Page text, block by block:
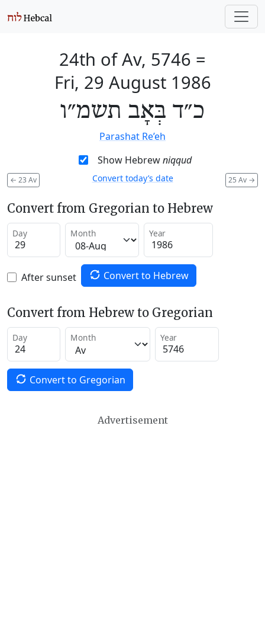
24th of Av, 5746 =
Fri, 29 August 1986
כ״ד בְּאָב תשמ״ו
Parashat Re’eh
Show Hebrewniqqud
← 23 Av 25 Av →
Convert today’s date
Convert from Gregorian to Hebrew
Day Month Year
After sunset Convert to Hebrew
Convert from Hebrew to Gregorian
Day Month Year
Convert to Gregorian
Advertisement